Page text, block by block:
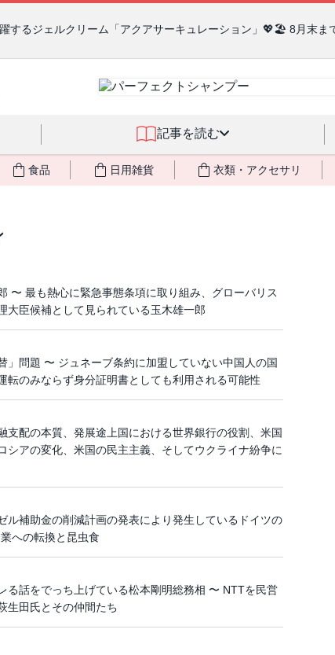
するジェルクリーム「アクアサーキュレーション」💖🏖️ 8月末ま
記事を読む
食品 日用雑貨 衣類・アクセサリ
〜 最も熱心に緊急事態条項に取り組み、グローバリス
大臣候補として見られている玉木雄一郎
」問題 〜 ジュネーブ条約に加盟していない中国人の国
転のみならず身分証明書としても利用される可能性
支配の本質、発展途上国における世界銀行の役割、米国
アの変化、米国の民主主義、そしてウクライナ紛争に
ル補助金の削減計画の発表により発生しているドイツの
への転換と昆虫食
る話をでっち上げている松本剛明総務相 〜 NTTを民営
生田氏とその仲間たち